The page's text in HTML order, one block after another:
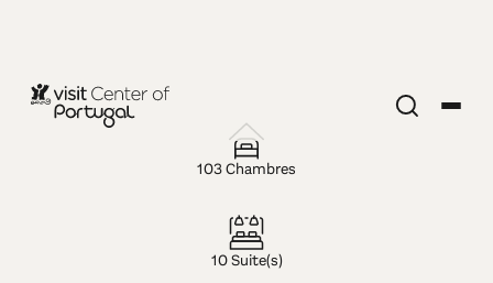
HÔTEL — 3 ÉTOILES
Sport Hotel
Gym + SPA
103 Chambres
10 Suite(s)